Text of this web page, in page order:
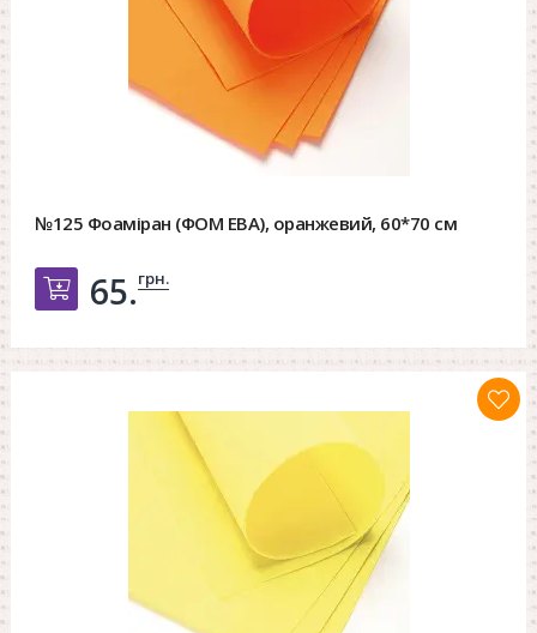
№125 Фоаміран (ФОМ ЕВА), оранжевий, 60*70 см
Добавить в корзину
65.грн.